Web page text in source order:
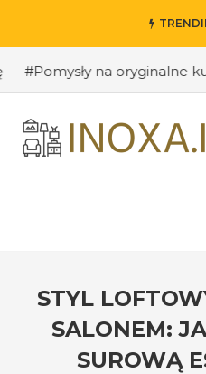
na oryginalne
STYL
SALONEM:
SUROWĄ